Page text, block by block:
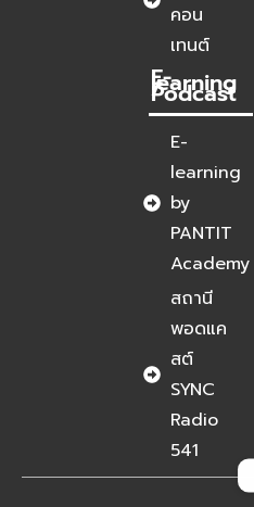
คอน
เทนต์
E-
learning
/
Podcast
E-
learning
by
PANTIT
Academy
สถานี
พอดแค
สต์
SYNC
Radio
541